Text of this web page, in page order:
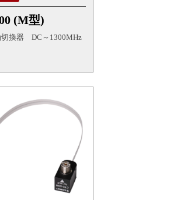
(M型)
切換器 DC～1300MHz